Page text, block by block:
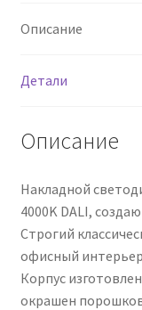
Описание
Детали
Описание
Накладной
4000K DALI,
Строгий
офисный
Корпус
окрашен